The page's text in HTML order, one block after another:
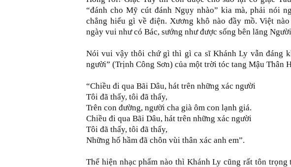
“đánh cho Mỹ cút đánh Ngụy nhào” kia mà, phải nói
chẳng hiểu gì về điện. Xương khô nào đầy mồ. Việt
ngày vui như có Bác, sướng như được sống bên lăng
Nói vui vậy thôi chứ gì thì gì ca sĩ Khánh Ly vẫn đáng
người” (Trịnh Công Sơn) của một trời tóc tang Mậu Thân
“Chiều đi qua Bãi Dâu, hát trên những xác người
Tôi đã thấy, tôi đã thấy,
Trên con đường, người cha già ôm con lạnh giá.
Chiều đi qua Bãi Dâu, hát trên những xác người
Tôi đã thấy, tôi đã thấy,
Những hố hầm đã chôn vùi thân xác anh em”.
Thể hiện nhạc phẩm nào thì Khánh Ly cũng rất tôn